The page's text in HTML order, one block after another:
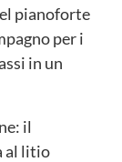
pianoforte
per i
in un
il
al litio